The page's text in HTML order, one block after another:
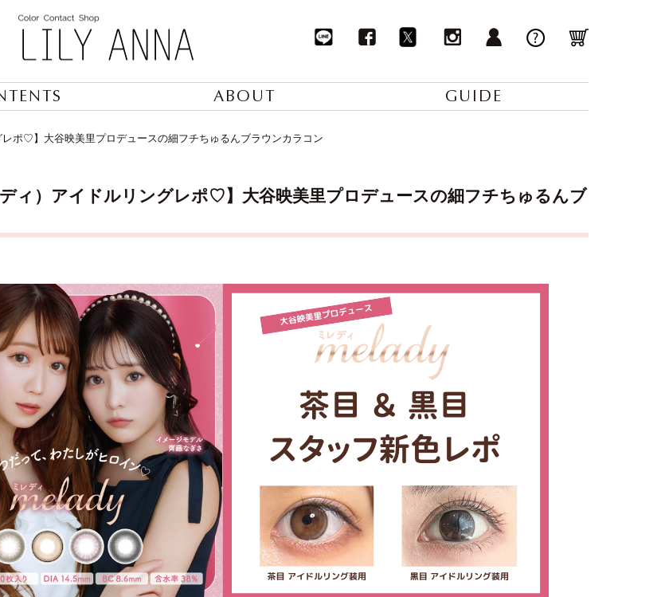
ABOUT GUIDE
レポ♡】大谷映美里プロデュースの細フチちゅるんブラウンカラコン
ィ）アイドルリングレポ♡】大谷映美里プロデュースの細フチちゅるんブ